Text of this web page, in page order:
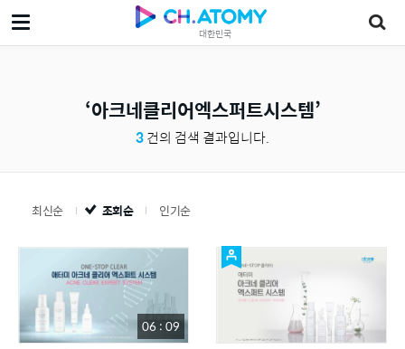
대한민국
아크네클리어엑스퍼트시스템
3건의 검색 결과입니다.
최신순 조회순 인기순
06 : 09